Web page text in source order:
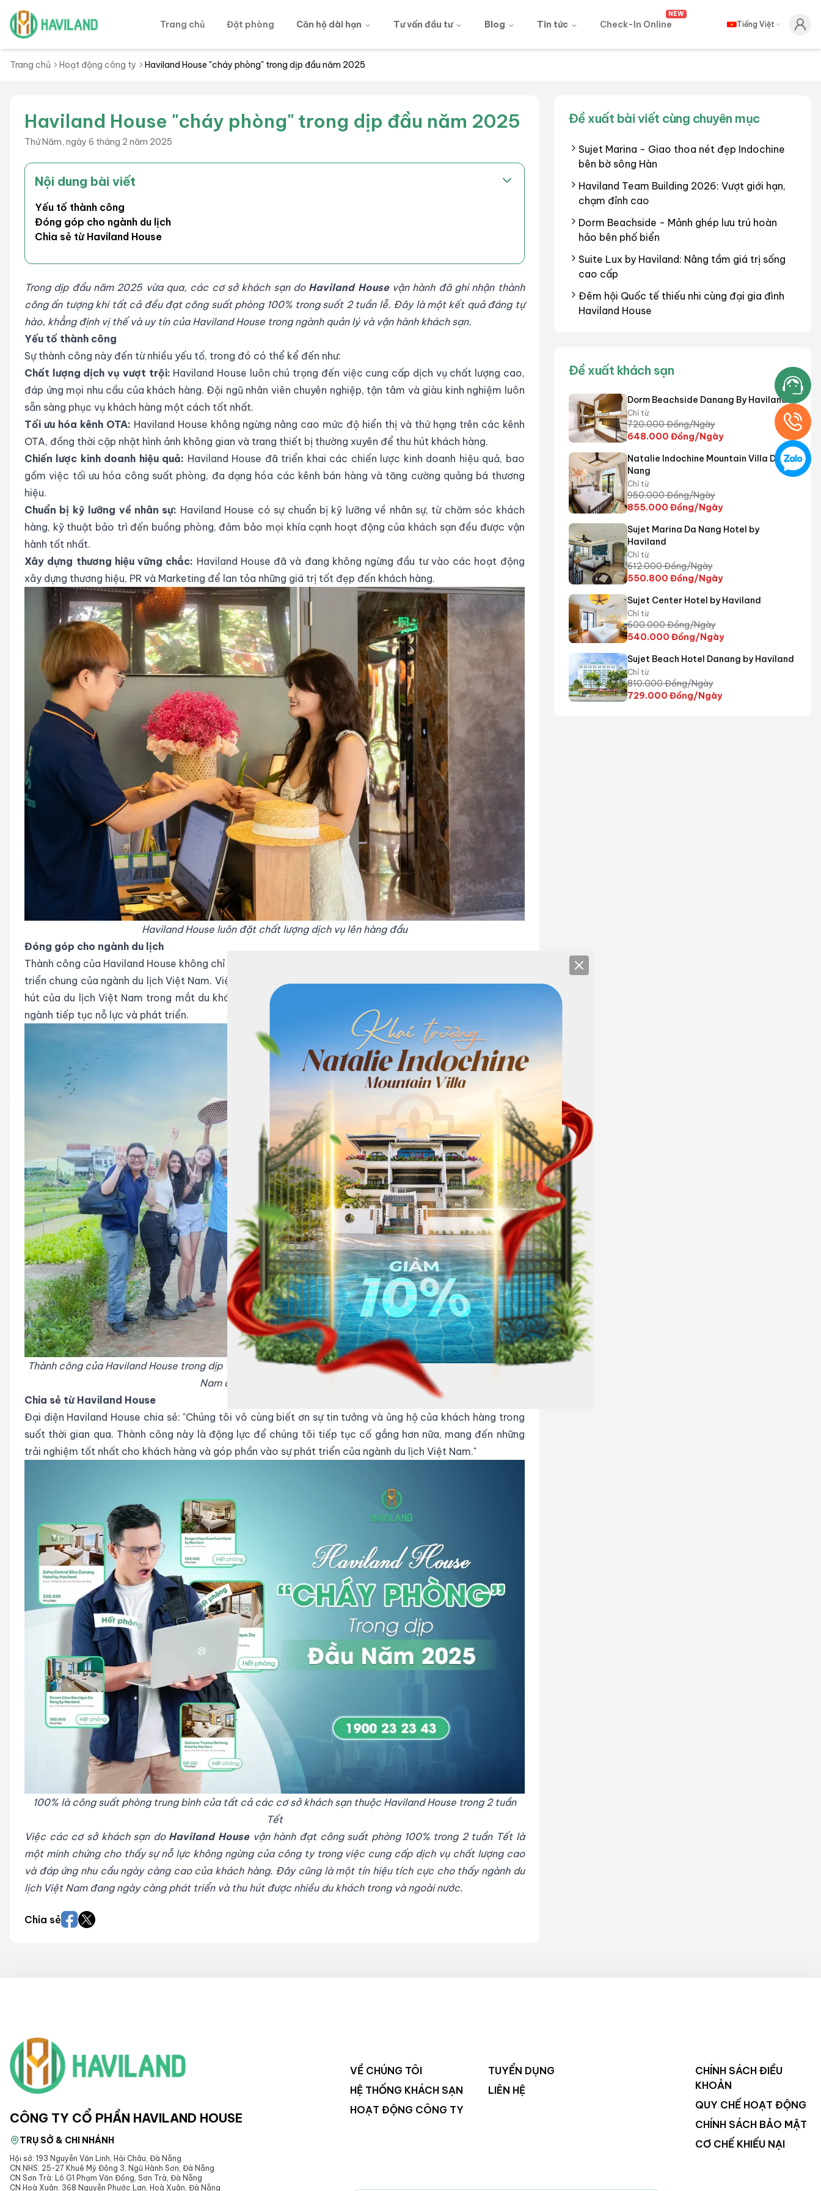
Haviland
Trang chủ Đặt phòng Căn hộ dài hạn Tư vấn đầu tư Blog Tin tức Check-In Online
NEW
Tiếng Việt
Trang chủ Hoạt động công ty Haviland House "cháy phòng" trong dịp đầu năm 2025
Haviland House "cháy phòng" trong dịp đầu năm 2025
Thứ Năm, ngày 6 tháng 2 năm 2025
Nội dung bài viết
Yếu tố thành công
Đóng góp cho ngành du lịch
Chia sẻ từ Haviland House
Trong dịp đầu năm 2025 vừa qua, các cơ sở khách sạn do Haviland Housevận hành đã ghi nhận thành
công ấn tượng khi tất cả đều đạt công suất phòng 100% trong suốt 2 tuần lễ. Đây là một kết quả đáng tự
hào, khẳng định vị thế và uy tín của Haviland House trong ngành quản lý và vận hành khách sạn.
Yếu tố thành công
Sự thành công này đến từ nhiều yếu tố, trong đó có thể kể đến như:
Chất lượng dịch vụ vượt trội: Haviland House luôn chú trọng đến việc cung cấp dịch vụ chất lượng cao,
đáp ứng mọi nhu cầu của khách hàng. Đội ngũ nhân viên chuyên nghiệp, tận tâm và giàu kinh nghiệm luôn
sẵn sàng phục vụ khách hàng một cách tốt nhất.
Tối ưu hóa kênh OTA: Haviland House không ngừng nâng cao mức độ hiển thị và thứ hạng trên các kênh
OTA, đồng thời cập nhật hình ảnh không gian và trang thiết bị thường xuyên để thu hút khách hàng.
Chiến lược kinh doanh hiệu quả: Haviland House đã triển khai các chiến lược kinh doanh hiệu quả, bao
gồm việc tối ưu hóa công suất phòng, đa dạng hóa các kênh bán hàng và tăng cường quảng bá thương
hiệu.
Chuẩn bị kỹ lưỡng về nhân sự: Haviland House có sự chuẩn bị kỹ lưỡng về nhân sự, từ chăm sóc khách
hàng, kỹ thuật bảo trì đến buồng phòng, đảm bảo mọi khía cạnh hoạt động của khách sạn đều được vận
hành tốt nhất.
Xây dựng thương hiệu vững chắc: Haviland House đã và đang không ngừng đầu tư vào các hoạt động
xây dựng thương hiệu, PR và Marketing để lan tỏa những giá trị tốt đẹp đến khách hàng.
Haviland House luôn đặt chất lượng dịch vụ lên hàng đầu
Đóng góp cho ngành du lịch
Thành công của Haviland House không chỉ là niềm tự hào của riêng công ty mà còn góp phần vào sự phát
triển chung của ngành du lịch Việt Nam. Việc các cơ sở khách sạn đạt công suất phòng cao cho thấy sức
hút của du lịch Việt Nam trong mắt du khách, đồng thời tạo động lực cho các doanh nghiệp khác trong
ngành tiếp tục nỗ lực và phát triển.
Thành công của Haviland House trong dịp Tết vừa qua là một tín hiệu tích cực cho thấy ngành du lịch Việt
Nam đang ngày càng phát triển
Chia sẻ từ Haviland House
Đại diện Haviland House chia sẻ: "Chúng tôi vô cùng biết ơn sự tin tưởng và ủng hộ của khách hàng trong
suốt thời gian qua. Thành công này là động lực để chúng tôi tiếp tục cố gắng hơn nữa, mang đến những
trải nghiệm tốt nhất cho khách hàng và góp phần vào sự phát triển của ngành du lịch Việt Nam."
100% là công suất phòng trung bình của tất cả các cơ sở khách sạn thuộc Haviland House trong 2 tuần
Tết
Việc các cơ sở khách sạn do Haviland Housevận hành đạt công suất phòng 100% trong 2 tuần Tết là
một minh chứng cho thấy sự nỗ lực không ngừng của công ty trong việc cung cấp dịch vụ chất lượng cao
và đáp ứng nhu cầu ngày càng cao của khách hàng. Đây cũng là một tín hiệu tích cực cho thấy ngành du
lịch Việt Nam đang ngày càng phát triển và thu hút được nhiều du khách trong và ngoài nước.
Chia sẻ
Đề xuất bài viết cùng chuyên mục
Sujet Marina - Giao thoa nét đẹp Indochine
bên bờ sông Hàn
Haviland Team Building 2026: Vượt giới hạn,
chạm đỉnh cao
Dorm Beachside - Mảnh ghép lưu trú hoàn
hảo bên phố biển
Suite Lux by Haviland: Nâng tầm giá trị sống
cao cấp
Đêm hội Quốc tế thiếu nhi cùng đại gia đình
Haviland House
Đề xuất khách sạn
Dorm Beachside Danang By Haviland
Chỉ từ
720.000Đồng/Ngày
648.000 Đồng/Ngày
Natalie Indochine Mountain Villa Da
Nang
Chỉ từ
950.000Đồng/Ngày
855.000 Đồng/Ngày
Sujet Marina Da Nang Hotel by
Haviland
Chỉ từ
612.000Đồng/Ngày
550.800 Đồng/Ngày
Sujet Center Hotel by Haviland
Chỉ từ
600.000Đồng/Ngày
540.000 Đồng/Ngày
Sujet Beach Hotel Danang by Haviland
Chỉ từ
810.000Đồng/Ngày
729.000 Đồng/Ngày
CÔNG TY CỔ PHẦN HAVILAND HOUSE
TRỤ SỞ & CHI NHÁNH
Hội sở: 193 Nguyễn Văn Linh, Hải Châu, Đà Nẵng
CN NHS: 25-27 Khuê Mỹ Đông 3, Ngũ Hành Sơn, Đà Nẵng
CN Sơn Trà: Lô G1 Phạm Văn Đồng, Sơn Trà, Đà Nẵng
CN Hoà Xuân: 368 Nguyễn Phước Lan, Hoà Xuân, Đà Nẵng
VỀ CHÚNG TÔI
HỆ THỐNG KHÁCH SẠN
HOẠT ĐỘNG CÔNG TY
TUYỂN DỤNG
LIÊN HỆ
CHÍNH SÁCH ĐIỀU
KHOẢN
QUY CHẾ HOẠT ĐỘNG
CHÍNH SÁCH BẢO MẬT
CƠ CHẾ KHIẾU NẠI
Close